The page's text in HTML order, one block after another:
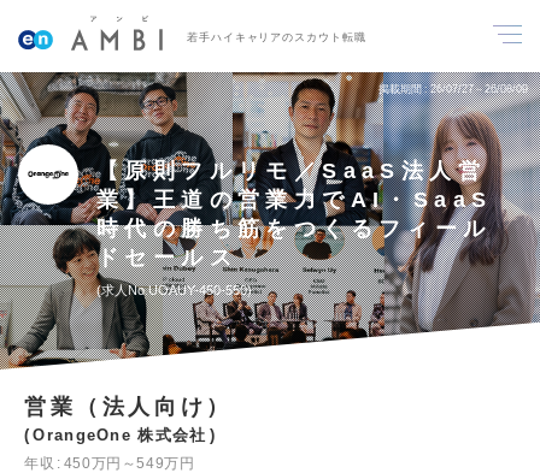
若手ハイキャリアのスカウト転職
掲載期間 26/07/27～26/08/09
【原則フルリモ／SaaS法人営
業】王道の営業力でAI・SaaS
時代の勝ち筋をつくるフィール
ドセールス
求人No.UOAUY-450-550
営業（法人向け）
OrangeOne 株式会社
年収
450万円～549万円